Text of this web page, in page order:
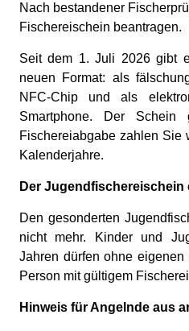
Beschreibung
Nach bestandener
Fischereischein beantragen.
Seit dem 1. Juli 2026 gibt
neuen Format: als
NFC-Chip und als
Smartphone. Der
Fischereiabgabe zahlen Sie
Kalenderjahre.
Der Jugendfischereischein
Den gesonderten
nicht mehr. Kinder und
Jahren dürfen ohne
Person mit gültigem
Hinweis für Angelnde aus